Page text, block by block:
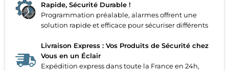
Rapide, Sécurité Durable !
Programmation préalable, alarmes offrent une
solution rapide et efficace pour sécuriser différents
Livraison Express : Vos Produits de Sécurité chez
Vous en un Éclair
Expédition express dans toute la France en 24h,